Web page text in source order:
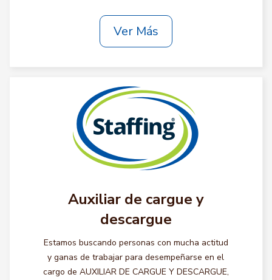
Ver Más
Auxiliar de cargue y
descargue
Estamos buscando personas con mucha actitud
y ganas de trabajar para desempeñarse en el
cargo de AUXILIAR DE CARGUE Y DESCARGUE,